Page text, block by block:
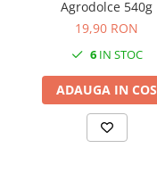
Agrodolce 540g
19,90 RON
6IN STOC
ADAUGA IN COS